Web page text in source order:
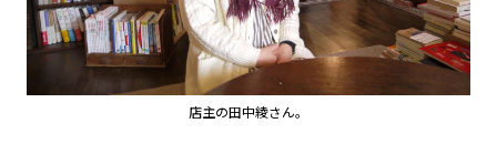
店主の田中綾さん。